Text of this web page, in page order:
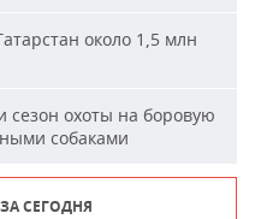
около 1,5 млн
сезон охоты на боровую
собаками
СЕГОДНЯ